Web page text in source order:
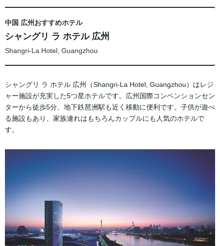
中国 広州おすすめホテル
シャングリ ラ ホテル 広州
Shangri-La Hotel, Guangzhou
シャングリ ラ ホテル 広州（Shangri-La Hotel, Guangzhou）はレジ
ャー施設が充実した5つ星ホテルです。広州国際コンベンションセン
ターから徒歩5分、地下鉄琶洲駅も近く移動に便利です。子供が遊べ
る施設もあり、家族連れはもちろんカップルにも人気のホテルで
す。